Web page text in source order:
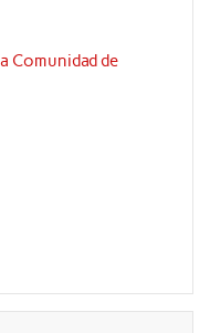
Comunidad de